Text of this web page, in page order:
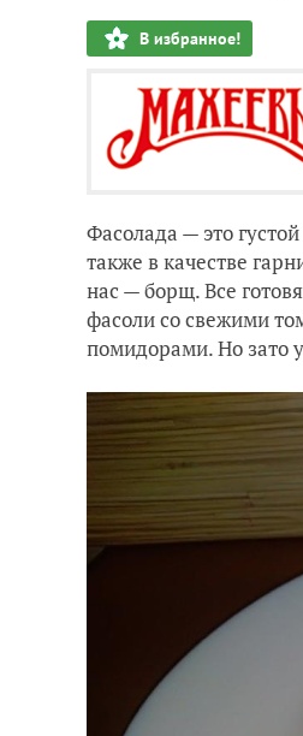
В избранное!
Фасолада — это
также в качестве
нас — борщ. Все
фасоли со свежими
помидорами. Но зато